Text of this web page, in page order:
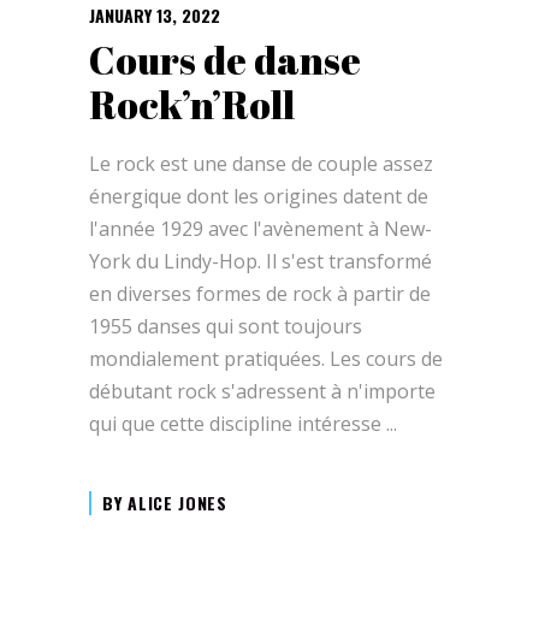
JANUARY 13, 2022
Cours de danse
Rock’n’Roll
Le rock est une danse de couple assez
énergique dont les origines datent de
l'année 1929 avec l'avènement à New-
York du Lindy-Hop. Il s'est transformé
en diverses formes de rock à partir de
1955 danses qui sont toujours
mondialement pratiquées. Les cours de
débutant rock s'adressent à n'importe
qui que cette discipline intéresse
BYALICE JONES